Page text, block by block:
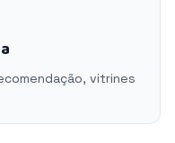
vitrines